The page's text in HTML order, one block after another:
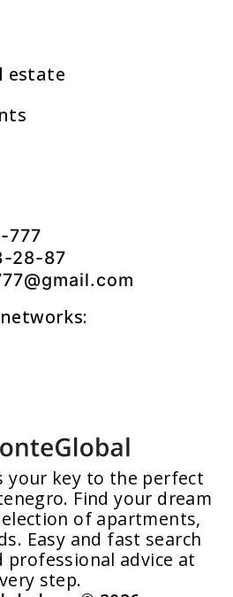
estate
777
28-87
your key to the perfect
Find your dream
of apartments,
Easy and fast search
advice at
step.